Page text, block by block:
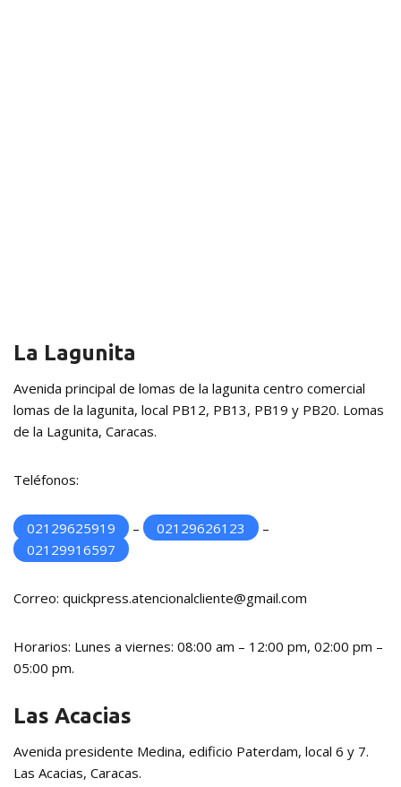
La Lagunita
Avenida principal de lomas de la lagunita centro comercial
lomas de la lagunita, local PB12, PB13, PB19 y PB20. Lomas
de la Lagunita, Caracas.
Teléfonos:
02129625919 – 02129626123
–
02129916597
Correo: quickpress.atencionalcliente@gmail.com
Horarios: Lunes a viernes: 08:00 am – 12:00 pm, 02:00 pm –
05:00 pm.
Las Acacias
Avenida presidente Medina, edificio Paterdam, local 6 y 7.
Las Acacias, Caracas.